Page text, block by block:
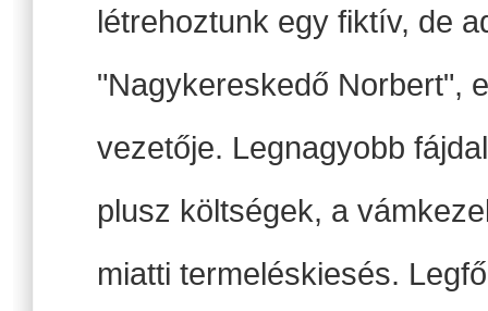
létrehoztunk egy fiktív, de
"Nagykereskedő Norbert",
vezetője. Legnagyobb
plusz költségek, a
miatti termeléskiesés.